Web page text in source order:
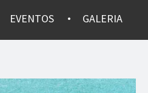
EVENTOS GALERIA